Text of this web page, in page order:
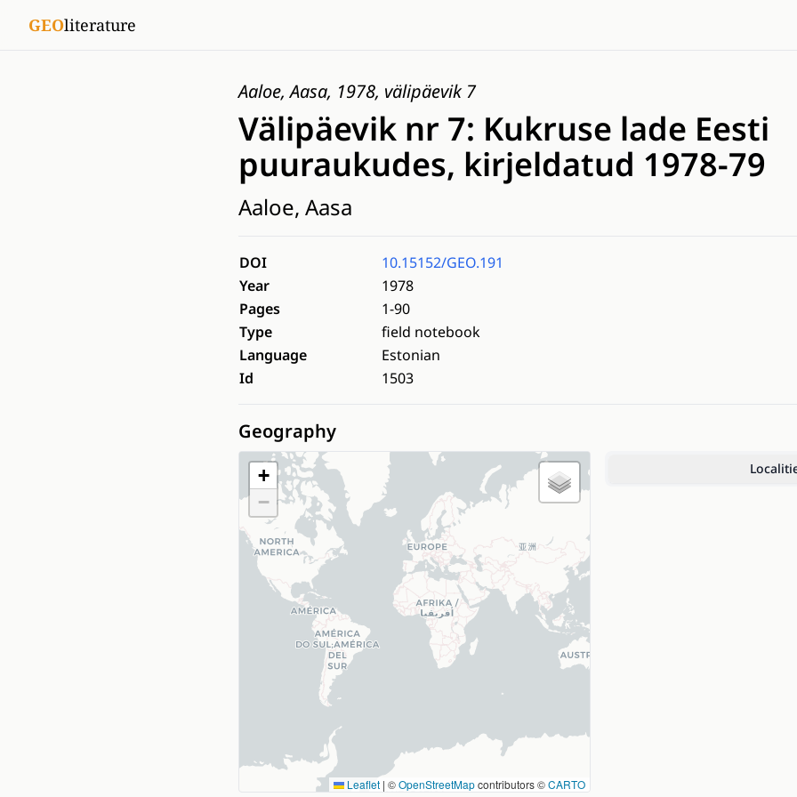
GEOliterature
Aaloe, Aasa, 1978, välipäevik 7
Välipäevik nr 7: Kukruse lade Eesti
puuraukudes, kirjeldatud 1978-79
Aaloe, Aasa
DOI
10.15152/GEO.191
Year
1978
Pages
1-90
Type
field notebook
Language
Estonian
Id
1503
Geography
+
−
Leaflet | ©OpenStreetMapcontributors ©CARTO